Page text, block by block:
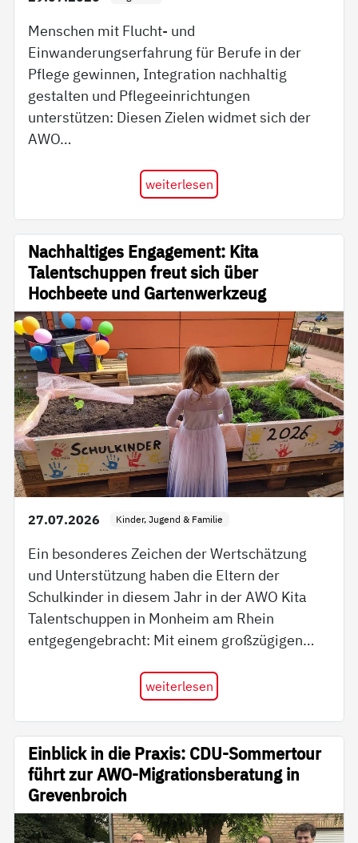
Menschen mit Flucht- und
Einwanderungserfahrung für Berufe in der
Pflege gewinnen, Integration nachhaltig
gestalten und Pflegeeinrichtungen
unterstützen: Diesen Zielen widmet sich der
AWO…
weiterlesen
Nachhaltiges Engagement: Kita
Talentschuppen freut sich über
Hochbeete und Gartenwerkzeug
27.07.2026 Kinder, Jugend & Familie
Ein besonderes Zeichen der Wertschätzung
und Unterstützung haben die Eltern der
Schulkinder in diesem Jahr in der AWO Kita
Talentschuppen in Monheim am Rhein
entgegengebracht: Mit einem großzügigen…
weiterlesen
Einblick in die Praxis: CDU-Sommertour
führt zur AWO-Migrationsberatung in
Grevenbroich